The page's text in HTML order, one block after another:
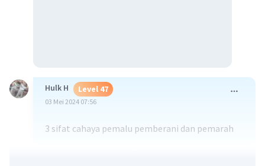
Hulk H Level 47
03 Mei 2024 07:56
3 sifat cahaya pemalu pemberani dan pemarah